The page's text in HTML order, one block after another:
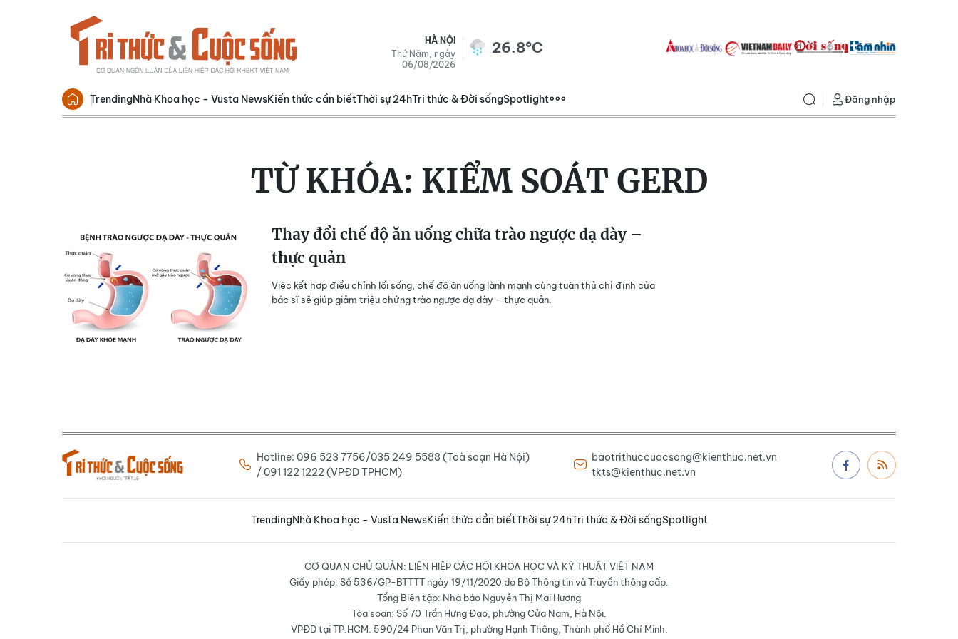
HÀ NỘI
Thứ Năm, ngày
06/08/2026
26.8°C
TrendingNhà Khoa học - Vusta NewsKiến thức cần biếtThời sự 24hTri thức & Đời sốngSpotlight Đăng nhập
TỪ KHÓA: KIỂM SOÁT GERD
Thay đổi chế độ ăn uống chữa trào ngược dạ dày –
thực quản
Việc kết hợp điều chỉnh lối sống, chế độ ăn uống lành mạnh cùng tuân thủ chỉ định của
bác sĩ sẽ giúp giảm triệu chứng trào ngược dạ dày – thực quản.
Hotline: 096 523 7756/035 249 5588 (Toà soạn Hà Nội)
/ 091 122 1222 (VPĐD TPHCM)
baotrithuccuocsong@kienthuc.net.vn
tkts@kienthuc.net.vn
TrendingNhà Khoa học - Vusta NewsKiến thức cần biếtThời sự 24hTri thức & Đời sốngSpotlight
CƠ QUAN CHỦ QUẢN: LIÊN HIỆP CÁC HỘI KHOA HỌC VÀ KỸ THUẬT VIỆT NAM
Giấy phép: Số 536/GP-BTTTT ngày 19/11/2020 do Bộ Thông tin và Truyền thông cấp.
Tổng Biên tập: Nhà báo Nguyễn Thị Mai Hương
Tòa soạn: Số 70 Trần Hưng Đạo, phường Cửa Nam, Hà Nội.
VPĐD tại TP.HCM: 590/24 Phan Văn Trị, phường Hạnh Thông, Thành phố Hồ Chí Minh.